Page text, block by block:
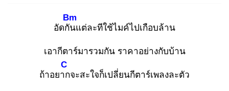
อัดกัน
Bm
แต่ละทีใช้ไมค์ไปเกือบล้าน
เอากีตาร์มารวมกัน ราคาอย่างกับบ้าน
ถ้าอยาก
C
จะสะใจก็เปลี่ยนกีตาร์เพลงละตัว